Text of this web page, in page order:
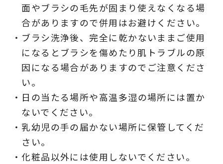
面やブラシの毛先が固まり使えなくなる場
合がありますので併用はお避けください。
ブラシ洗浄後、完全に乾かないままご使用
になるとブラシを傷めたり肌トラブルの原
因になる場合がありますのでご注意くださ
い。
日の当たる場所や高温多湿の場所には置か
ないでください。
乳幼児の手の届かない場所に保管してくだ
さい。
化粧品以外には使用しないでください。